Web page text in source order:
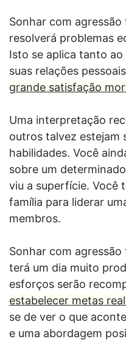
Sonhar com
resolverá problemas
Isto se aplica tanto
suas relações
grande satisfação
Uma interpretação
outros talvez estejam
habilidades. Você
sobre um
viu a superfície. Você
família para liderar
membros.
Sonhar com
terá um dia muito
esforços serão
estabelecer metas
se de ver o que
e uma abordagem